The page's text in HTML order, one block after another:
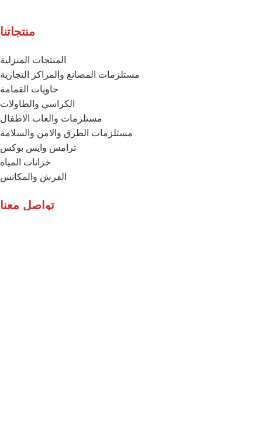
منتجاتنا
المنتجات المنزلية
مستلزمات المصانع والمراكز التجارية
حاويات القمامة
الكراسي والطاولات
مستلزمات والعاب الاطفال
مستلزمات الطرق والامن والسلامة
ترامس وايس بوكس
خزانات المياه
الفرش والمكانس
تواصل معنا